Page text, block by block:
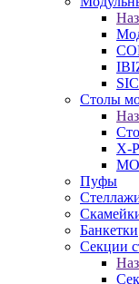
Столы
X-
Пуфы
Банкетки
Секции